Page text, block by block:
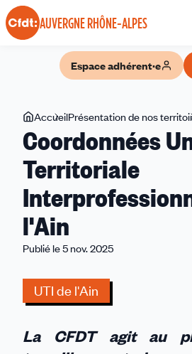
Panneau de gestion des cookies
AUVERGNE RHÔNE-ALPES
Espace adhérent·e
Vous
êtes
ici
AccueilPrésentation de nos
Coordonnées
Territoriale
l'Ain
Publié le 5 nov. 2025
UTI de l'Ain
La CFDT agit au